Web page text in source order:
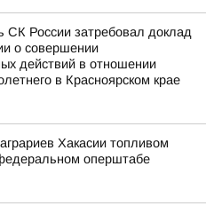
СК России затребовал доклад
о совершении
действий в отношении
в Красноярском крае
Хакасии топливом
оперштабе